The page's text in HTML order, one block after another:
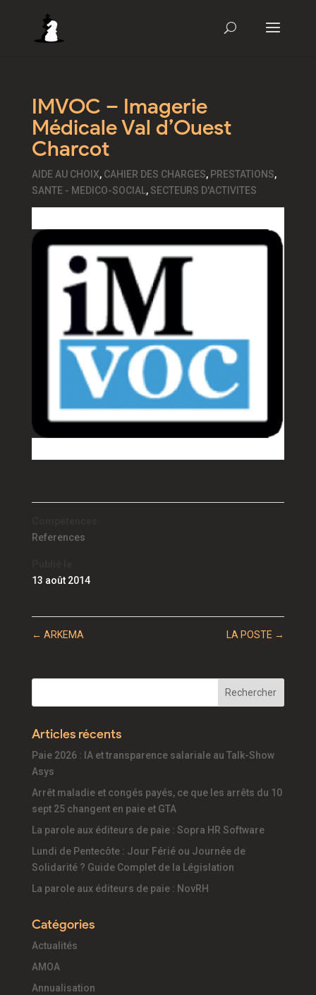
IMVOC – Imagerie
Médicale Val d’Ouest
Charcot
AIDE AU CHOIX, CAHIER DES CHARGES, PRESTATIONS,
SANTE - MEDICO-SOCIAL,SECTEURS D'ACTIVITES
References
13 août 2014
← ARKEMA LA POSTE →
Articles récents
Paie 2026 : IA et transparence salariale au Talk-Show
Asys
Arrêt maladie et congés payés, ce que les arrêts du 10
sept 25 changent en paie et GTA
La parole aux éditeurs de paie : Sopra HR Software
Lundi de Pentecôte : Jour Férié ou Journée de
Solidarité ? Guide Complet de la Législation
La parole aux éditeurs de paie : NovRH
Catégories
Actualités
AMOA
Annualisation